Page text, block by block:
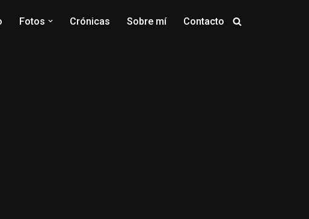
Fotos Crónicas Sobre mí Contacto